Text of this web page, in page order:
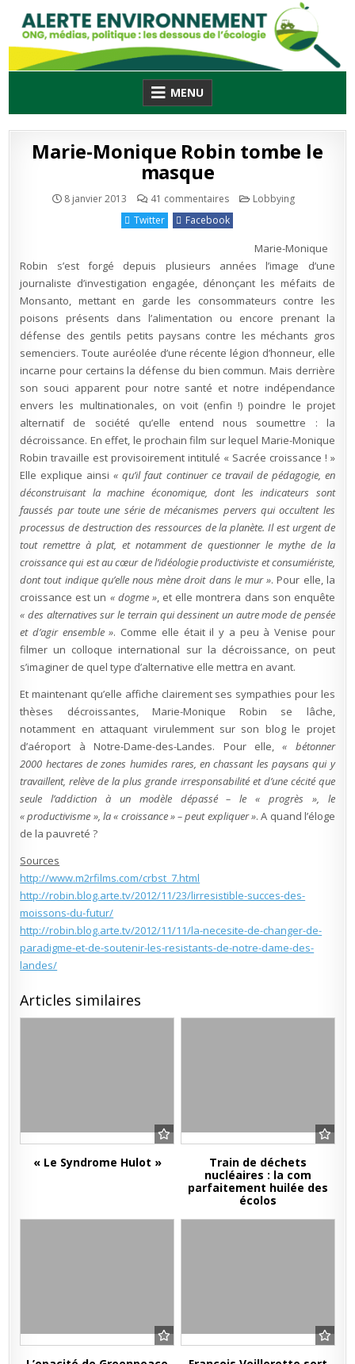
content
MENU
Marie-Monique Robin tombe le
masque
8 janvier 2013 41 commentairessur
Monique
Robin
masque
Publié
Lobbying
Twitter
Facebook
Marie-Monique
Robin s’est forgé depuis plusieurs années l’image d’une
journaliste d’investigation engagée, dénonçant les méfaits de
Monsanto, mettant en garde les consommateurs contre les
poisons présents dans l’alimentation ou encore prenant la
défense des gentils petits paysans contre les méchants gros
semenciers. Toute auréolée d’une récente légion d’honneur, elle
incarne pour certains la défense du bien commun. Mais derrière
son souci apparent pour notre santé et notre indépendance
envers les multinationales, on voit (enfin !) poindre le projet
alternatif de société qu’elle entend nous soumettre : la
décroissance. En effet, le prochain film sur lequel Marie-Monique
Robin travaille est provisoirement intitulé « Sacrée croissance ! »
Elle explique ainsi« qu’il faut continuer ce travail de pédagogie, en
déconstruisant la machine économique, dont les indicateurs sont
faussés par toute une série de mécanismes pervers qui occultent les
processus de destruction des ressources de la planète. Il est urgent de
tout remettre à plat, et notamment de questionner le mythe de la
croissance qui est au cœur de l’idéologie productiviste et consumiériste,
dont tout indique qu’elle nous mène droit dans le mur ». Pour elle, la
croissance est un « dogme », et elle montrera dans son enquête
« des alternatives sur le terrain qui dessinent un autre mode de pensée
et d’agir ensemble ». Comme elle était il y a peu à Venise pour
filmer un colloque international sur la décroissance, on peut
s’imaginer de quel type d’alternative elle mettra en avant.
Et maintenant qu’elle affiche clairement ses sympathies pour les
thèses décroissantes, Marie-Monique Robin se lâche,
notamment en attaquant virulemment sur son blog le projet
d’aéroport à Notre-Dame-des-Landes. Pour elle,« bétonner
2000 hectares de zones humides rares, en chassant les paysans qui y
travaillent, relève de la plus grande irresponsabilité et d’une cécité que
seule l’addiction à un modèle dépassé – le « progrès », le
« productivisme », la « croissance » – peut expliquer ». A quand l’éloge
de la pauvreté ?
Sources
http://www.m2rfilms.com/crbst_7.html
http://robin.blog.arte.tv/2012/11/23/lirresistible-succes-des-
moissons-du-futur/
http://robin.blog.arte.tv/2012/11/11/la-necesite-de-changer-de-
paradigme-et-de-soutenir-les-resistants-de-notre-dame-des-
landes/
Articles similaires
« Le Syndrome Hulot »
Train de déchets
nucléaires : la com
parfaitement huilée des
écolos